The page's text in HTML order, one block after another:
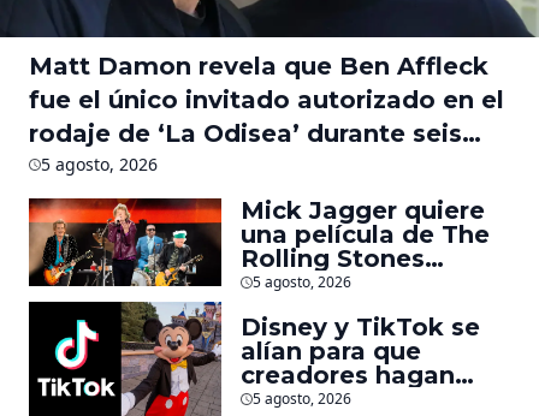
Matt Damon revela que Ben Affleck
fue el único invitado autorizado en el
rodaje de ‘La Odisea’ durante seis
meses
5 agosto, 2026
Mick Jagger quiere
una película de The
Rolling Stones
inspirado por los
Beatles
5 agosto, 2026
Disney y TikTok se
alían para que
creadores hagan
videos con
5 agosto, 2026